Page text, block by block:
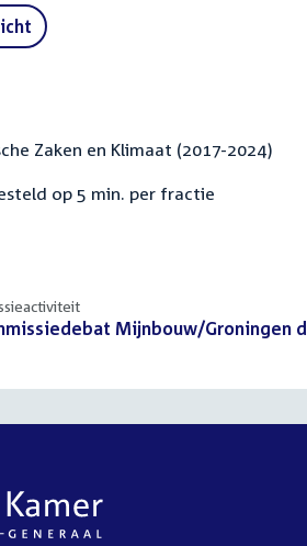
Zaken en Klimaat (2017-2024)
op 5 min. per fractie
Mijnbouw/Groningen